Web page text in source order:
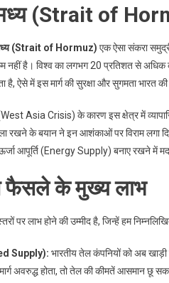
(Strait of
(Strait of Hormuz) एक ऐसा संकरा
नहीं है। विश्व का लगभग 20 प्रतिशत से
है, ऐसे में इस मार्ग की सुरक्षा और सुगमता
Asia Crisis) के कारण इस क्षेत्र में
रखने के बयान ने इन आशंकाओं पर विराम लगा
आपूर्ति (Energy Supply) बनाए रखने में
फैसले के मुख्य लाभ
पर लाभ होने की उम्मीद है, जिन्हें हम
Supply): भारतीय तेल कंपनियों को अब
अवरुद्ध होता, तो तेल की कीमतें आसमान छू